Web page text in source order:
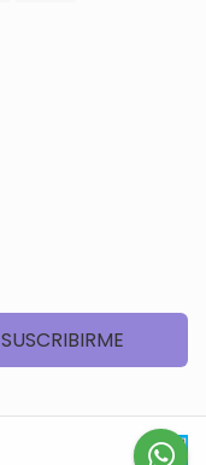
SUSCRIBIRME